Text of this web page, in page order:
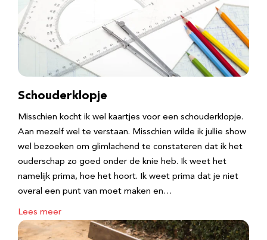
Schouderklopje
Misschien kocht ik wel kaartjes voor een schouderklopje.
Aan mezelf wel te verstaan. Misschien wilde ik jullie show
wel bezoeken om glimlachend te constateren dat ik het
ouderschap zo goed onder de knie heb. Ik weet het
namelijk prima, hoe het hoort. Ik weet prima dat je niet
overal een punt van moet maken en…
Lees meer